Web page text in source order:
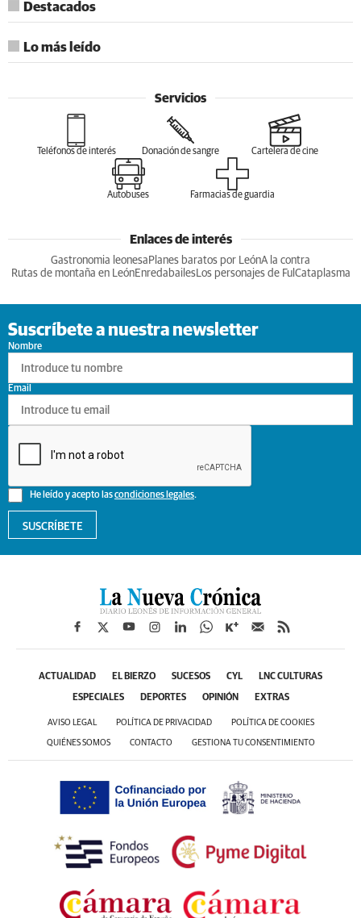
Destacados
Lo más leído
Servicios
Teléfonos de interés Donación de sangre Cartelera de cine
Autobuses Farmacias de guardia
Enlaces de interés
Gastronomia leonesa Planes baratos por LeónA la contra
Rutas de montaña en LeónEnredabailesLos personajes de Ful Cataplasma
Suscríbete a nuestra newsletter
Nombre
He leído y acepto lascondiciones legales.
Email
SUSCRÍBETE
ACTUALIDAD EL BIERZO SUCESOS CYL LNC CULTURAS
ESPECIALES DEPORTES OPINIÓN EXTRAS
AVISO LEGAL POLÍTICA DE PRIVACIDAD POLÍTICA DE COOKIES
QUIÉNES SOMOS CONTACTO GESTIONA TU CONSENTIMIENTO